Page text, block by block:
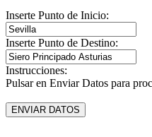
Inserte Punto de Inicio:
Inserte Punto de Destino:
Instrucciones:
Pulsar en Enviar Datos para